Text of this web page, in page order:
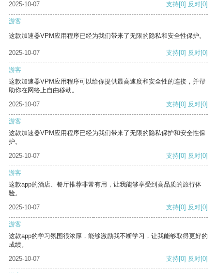
2025-10-07 支持[0] 反对[0]
游客
这款加速器VPM应用程序已经为我们带来了无限的隐私和安全性保护。
2025-10-07 支持[0] 反对[0]
游客
这款加速器VPM应用程序可以给你提供最高速度和安全性的连接，并帮
助你在网络上自由移动。
2025-10-07
支持[0] 反对[0]
游客
这款加速器VPM应用程序已经为我们带来了无限的隐私保护和安全性保
护。
2025-10-07
支持[0] 反对[0]
游客
这款app的酒店、餐厅推荐非常有用，让我能够享受到高品质的旅行体
验。
2025-10-07
支持[0] 反对[0]
游客
这款app的学习氛围很浓厚，能够激励我不断学习，让我能够取得更好的
成绩。
2025-10-07
支持[0] 反对[0]